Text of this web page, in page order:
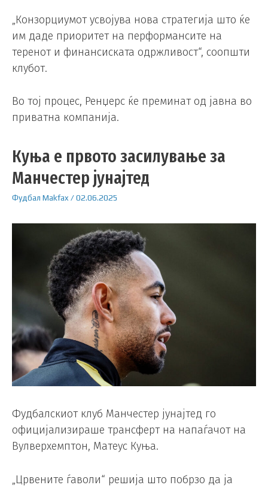
„Конзорциумот усвојува нова стратегија што ќе
им даде приоритет на перформансите на
теренот и финансиската одржливост“, соопшти
клубот.
Во тој процес, Ренџерс ќе преминат од јавна во
приватна компанија.
Куња е првото засилување за
Манчестер јунајтед
Фудбал Makfax /02.06.2025
Фудбалскиот клуб Манчестер јунајтед го
официјализираше трансферт на напаѓачот на
Вулверхемптон, Матеус Куња.
„Црвените ѓаволи“ решија што побрзо да ја